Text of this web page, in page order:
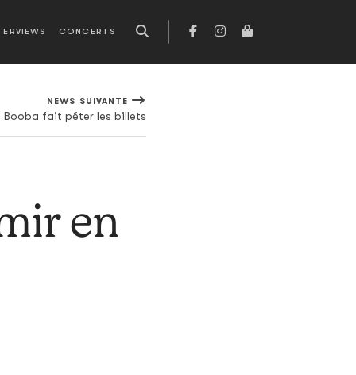
CONCERTS
NEWS SUIVANTE
Booba fait péter les billets
en